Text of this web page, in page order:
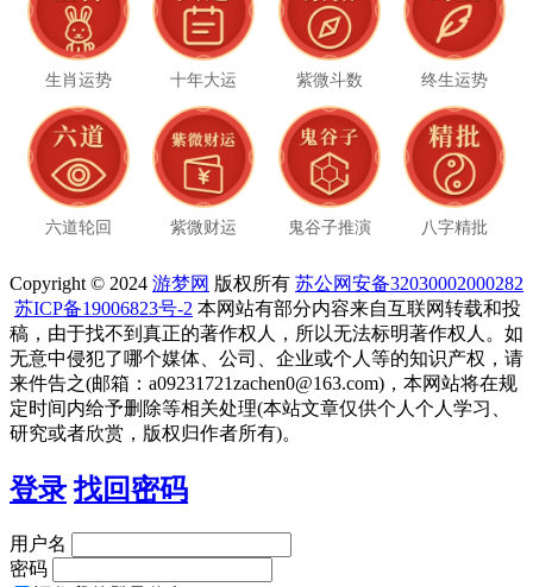
生肖运势 十年大运 紫微斗数 终生运势
六道轮回 紫微财运 鬼谷子推演 八字精批
Copyright © 2024 游梦网 版权所有 苏公网安备32030002000282
苏ICP备19006823号-2 本网站有部分内容来自互联网转载和投
稿，由于找不到真正的著作权人，所以无法标明著作权人。如
无意中侵犯了哪个媒体、公司、企业或个人等的知识产权，请
来件告之(邮箱：a09231721zachen0@163.com)，本网站将在规
定时间内给予删除等相关处理(本站文章仅供个人个人学习、
研究或者欣赏，版权归作者所有)。
登录 找回密码
用户名
密码